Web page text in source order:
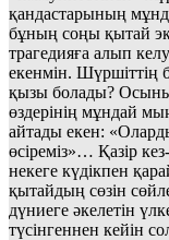
қандастарының
бұның соңы қытай
трагедияға алып
екенмін. Шүршіттің
қызы болады?
өздерінің мұндай
айтады екен:
өсіреміз»… Қазір
некеге күдікпен
қытайдың сөзін
дүниеге әкелетін
түсінгеннен кейін